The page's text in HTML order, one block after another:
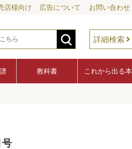
店様向け 広告について お問い合わせ
詳細検索
教科書 これから出る本